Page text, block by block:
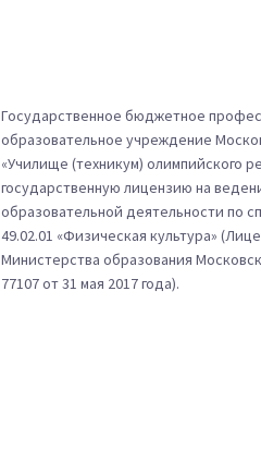
Государственное бюджетное
образовательное учреждение
«Училище (техникум) олимпийского
государственную лицензию на
образовательной деятельности по
49.02.01 «Физическая культура»
Министерства образования
77107 от 31 мая 2017 года).